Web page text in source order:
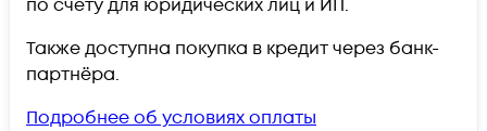
по счёту для юридических лиц и ИП.
Также доступна покупка в кредит через банк-
партнёра.
Подробнее об условиях оплаты